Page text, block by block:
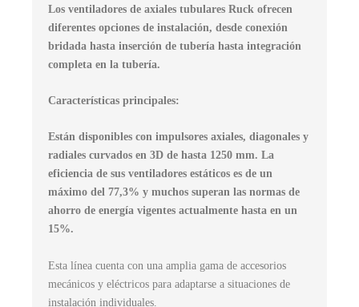
Los ventiladores de axiales tubulares Ruck ofrecen
diferentes opciones de instalación, desde conexión
bridada hasta inserción de tubería hasta integración
completa en la tubería.
Características principales:
Están disponibles con impulsores axiales, diagonales y
radiales curvados en 3D de hasta 1250 mm. La
eficiencia de sus ventiladores estáticos es de un
máximo del 77,3% y muchos superan las normas de
ahorro de energía vigentes actualmente hasta en un
15%.
Esta línea cuenta con una amplia gama de accesorios
mecánicos y eléctricos para adaptarse a situaciones de
instalación individuales.